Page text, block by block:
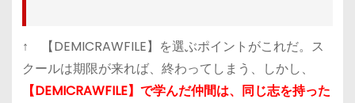
↑ 【DEMICRAWFILE】を選ぶポイントがこれだ。ス
クールは期限が来れば、終わってしまう、しかし、
【DEMICRAWFILE】で学んだ仲間は、同じ志を持った